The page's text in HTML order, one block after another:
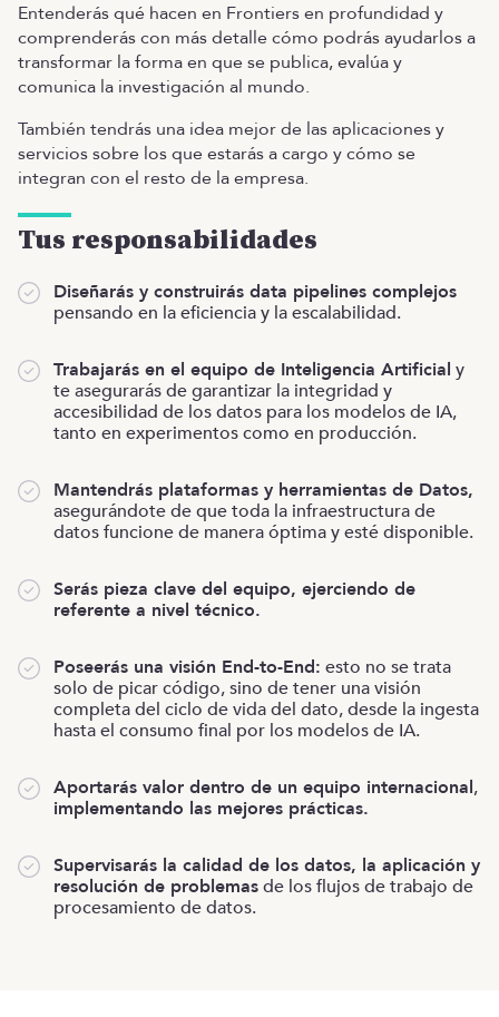
Entenderás qué hacen en Frontiers en profundidad y
comprenderás con más detalle cómo podrás ayudarlos a
transformar la forma en que se publica, evalúa y
comunica la investigación al mundo.
También tendrás una idea mejor de las aplicaciones y
servicios sobre los que estarás a cargo y cómo se
integran con el resto de la empresa.
Tus responsabilidades
Diseñarás y construirás data pipelines complejos
pensando en la eficiencia y la escalabilidad.
Trabajarás en el equipo de Inteligencia Artificial y
te asegurarás de garantizar la integridad y
accesibilidad de los datos para los modelos de IA,
tanto en experimentos como en producción.
Mantendrás plataformas y herramientas de Datos,
asegurándote de que toda la infraestructura de
datos funcione de manera óptima y esté disponible.
Serás pieza clave del equipo, ejerciendo de
referente a nivel técnico.
Poseerás una visión End-to-End: esto no se trata
solo de picar código, sino de tener una visión
completa del ciclo de vida del dato, desde la ingesta
hasta el consumo final por los modelos de IA.
Aportarás valor dentro de un equipo internacional,
implementando las mejores prácticas.
Supervisarás la calidad de los datos, la aplicación y
resolución de problemasde los flujos de trabajo de
procesamiento de datos.